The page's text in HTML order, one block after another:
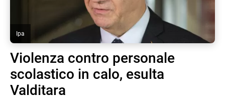
Ipa
Violenza contro personale
scolastico in calo, esulta
Valditara